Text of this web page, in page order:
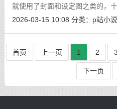
就使用了封面和设定图之类的，
主页/b站看看！【大致是上一篇
2026-03-15 10:08 分类： p站小说
首页 上一页 1 2 3
下一页